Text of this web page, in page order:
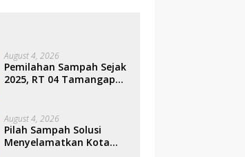
August 4, 2026
Pemilahan Sampah Sejak
2025, RT 04 Tamangapa
Warga
August 4, 2026
Pilah Sampah Solusi
Menyelamatkan Kota